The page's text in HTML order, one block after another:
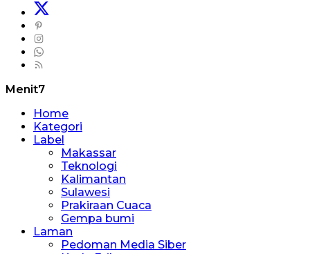
Menit7
Home
Kategori
Label
Makassar
Teknologi
Kalimantan
Sulawesi
Prakiraan Cuaca
Gempa bumi
Laman
Pedoman Media Siber